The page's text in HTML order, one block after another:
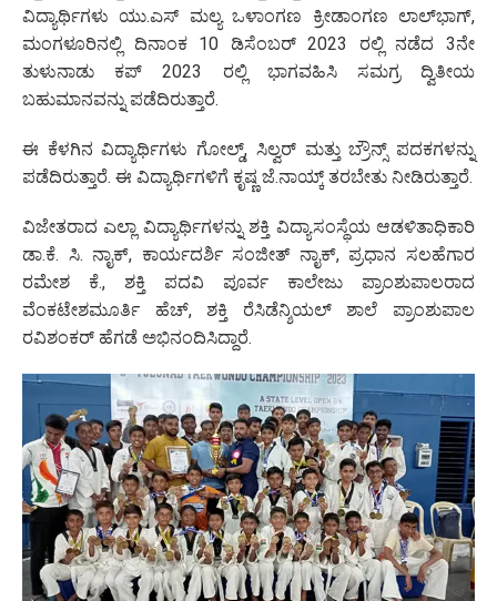
ವಿದ್ಯಾರ್ಥಿಗಳು ಯು.ಎಸ್ ಮಲ್ಯ ಒಳಾಂಗಣ ಕ್ರೀಡಾಂಗಣ ಲಾಲ್‌ಭಾಗ್,
ಮಂಗಳೂರಿನಲ್ಲಿ ದಿನಾಂಕ 10 ಡಿಸೆಂಬರ್ 2023 ರಲ್ಲಿ ನಡೆದ 3ನೇ
ತುಳುನಾಡು ಕಪ್ 2023 ರಲ್ಲಿ ಭಾಗವಹಿಸಿ ಸಮಗ್ರ ದ್ವಿತೀಯ
ಬಹುಮಾನವನ್ನು ಪಡೆದಿರುತ್ತಾರೆ.
ಈ ಕೆಳಗಿನ ವಿದ್ಯಾರ್ಥಿಗಳು ಗೋಲ್ಡ್, ಸಿಲ್ವರ್ ಮತ್ತು ಬ್ರೌನ್ಸ್ ಪದಕಗಳನ್ನು
ಪಡೆದಿರುತ್ತಾರೆ. ಈ ವಿದ್ಯಾರ್ಥಿಗಳಿಗೆ ಕೃಷ್ಣ ಜೆ.ನಾಯ್ಕ್ ತರಬೇತು ನೀಡಿರುತ್ತಾರೆ.
ವಿಜೇತರಾದ ಎಲ್ಲಾ ವಿದ್ಯಾರ್ಥಿಗಳನ್ನು ಶಕ್ತಿ ವಿದ್ಯಾಸಂಸ್ಥೆಯ ಆಡಳಿತಾಧಿಕಾರಿ
ಡಾ.ಕೆ. ಸಿ. ನಾೖಕ್‌, ಕಾರ್ಯದರ್ಶಿ ಸಂಜೀತ್ ನಾೖಕ್‌, ಪ್ರಧಾನ ಸಲಹೆಗಾರ
ರಮೇಶ ಕೆ., ಶಕ್ತಿ ಪದವಿ ಪೂರ್ವ ಕಾಲೇಜು ಪ್ರಾಂಶುಪಾಲರಾದ
ವೆಂಕಟೇಶಮೂರ್ತಿ ಹೆಚ್, ಶಕ್ತಿ ರೆಸಿಡೆನ್ಶಿಯಲ್ ಶಾಲೆ ಪ್ರಾಂಶುಪಾಲ
ರವಿಶಂಕರ್ ಹೆಗಡೆ ಅಭಿನಂದಿಸಿದ್ದಾರೆ.